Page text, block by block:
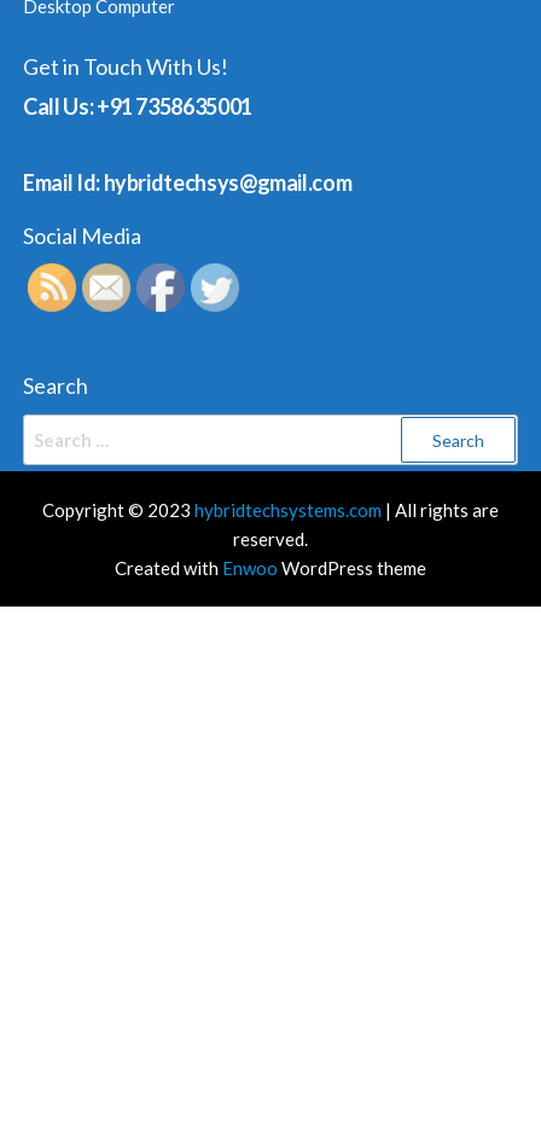
Desktop Computer
Get in Touch With Us!
Call Us: +91 7358635001
Email Id: hybridtechsys@gmail.com
Social Media
Search
Copyright © 2023 hybridtechsystems.com | All rights are
reserved.
Created with Enwoo WordPress theme